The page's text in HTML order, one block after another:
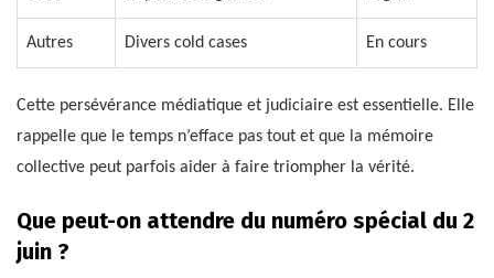
Autres Divers cold cases En cours
Cette persévérance médiatique et judiciaire est essentielle. Elle
rappelle que le temps n’efface pas tout et que la mémoire
collective peut parfois aider à faire triompher la vérité.
Que peut-on attendre du numéro spécial du 2
juin ?